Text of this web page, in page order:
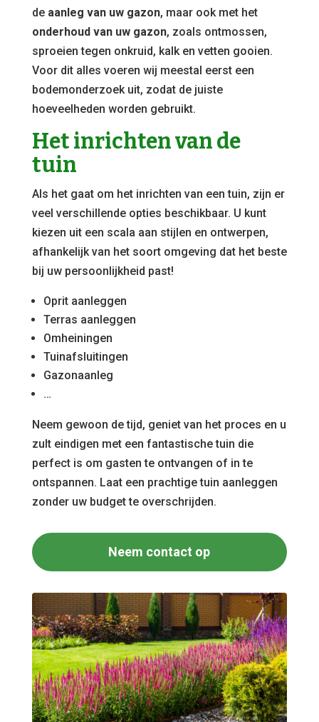
de aanleg van uw gazon, maar ook met het
onderhoud van uw gazon, zoals ontmossen,
sproeien tegen onkruid, kalk en vetten gooien.
Voor dit alles voeren wij meestal eerst een
bodemonderzoek uit, zodat de juiste
hoeveelheden worden gebruikt.
Het inrichten van de
tuin
Als het gaat om het inrichten van een tuin, zijn er
veel verschillende opties beschikbaar. U kunt
kiezen uit een scala aan stijlen en ontwerpen,
afhankelijk van het soort omgeving dat het beste
bij uw persoonlijkheid past!
Oprit aanleggen
Terras aanleggen
Omheiningen
Tuinafsluitingen
Gazonaanleg
…
Neem gewoon de tijd, geniet van het proces en u
zult eindigen met een fantastische tuin die
perfect is om gasten te ontvangen of in te
ontspannen. Laat een prachtige tuin aanleggen
zonder uw budget te overschrijden.
Neem contact op